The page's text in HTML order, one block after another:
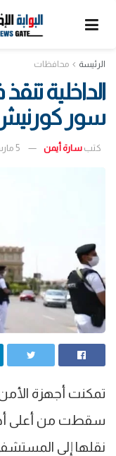
الرئيسة محافظات
الداخلية
سور كورنيش
كتب سارة أيمن 5 مارس 2022 - 4:28 مساءً
تمكنت أجهزة الأمن
سقطت من أعلى أحد
نقلها إلى